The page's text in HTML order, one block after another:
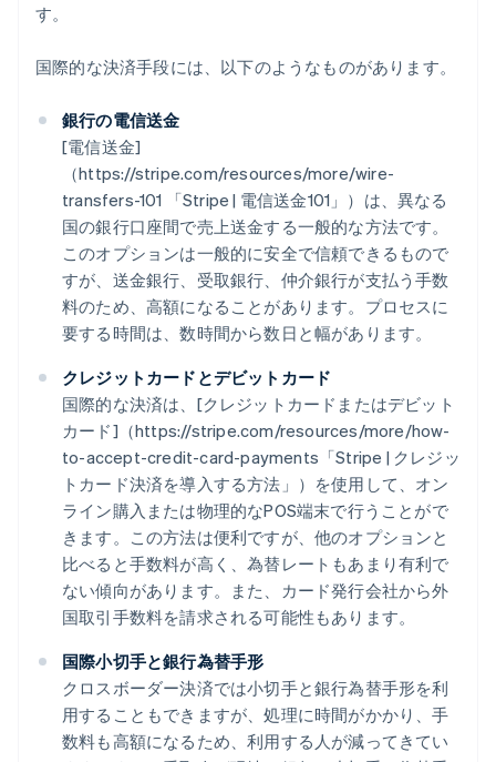
す。
国際的な決済手段には、以下のようなものがあります。
銀行の電信送金
[電信送金]
（https://stripe.com/resources/more/wire-
transfers-101 「Stripe | 電信送金101」）は、異なる
国の銀行口座間で売上送金する一般的な方法です。
このオプションは一般的に安全で信頼できるもので
すが、送金銀行、受取銀行、仲介銀行が支払う手数
料のため、高額になることがあります。プロセスに
要する時間は、数時間から数日と幅があります。
クレジットカードとデビットカード
国際的な決済は、[クレジットカードまたはデビット
カード]（https://stripe.com/resources/more/how-
to-accept-credit-card-payments「Stripe | クレジッ
トカード決済を導入する方法」）を使用して、オン
ライン購入または物理的なPOS端末で行うことがで
きます。この方法は便利ですが、他のオプションと
比べると手数料が高く、為替レートもあまり有利で
ない傾向があります。また、カード発行会社から外
国取引手数料を請求される可能性もあります。
国際小切手と銀行為替手形
クロスボーダー決済では小切手と銀行為替手形を利
用することもできますが、処理に時間がかかり、手
数料も高額になるため、利用する人が減ってきてい